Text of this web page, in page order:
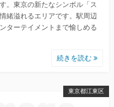
。東京の新たなシンボル「ス
緒溢れるエリアです。駅周辺
ターテイメントまで愉しめる
続きを読む
東京都江東区